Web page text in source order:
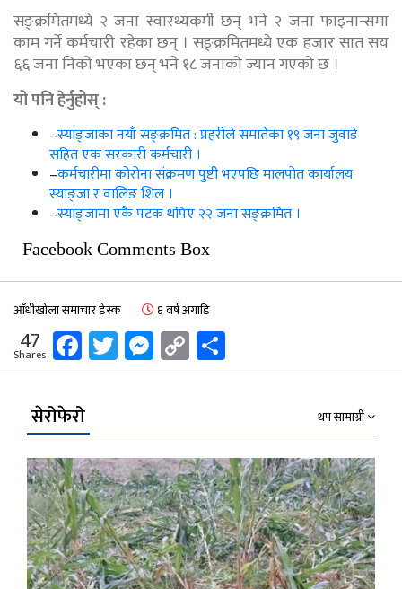
सङ्क्रमितमध्ये २ जना स्वास्थ्यकर्मी छन् भने २ जना फाइनान्समा
काम गर्ने कर्मचारी रहेका छन् । सङ्क्रमितमध्ये एक हजार सात सय
६६ जना निको भएका छन् भने १८ जनाको ज्यान गएको छ ।
यो पनि हेर्नुहोस् :
–स्याङ्जाका नयाँ सङ्क्रमित : प्रहरीले समातेका १९ जना जुवाडे
सहित एक सरकारी कर्मचारी ।
–कर्मचारीमा कोरोना संक्रमण पुष्टी भएपछि मालपोत कार्यालय
स्याङ्जा र वालिङ शिल ।
–स्याङ्जामा एकै पटक थपिए २२ जना सङ्क्रमित ।
Facebook Comments Box
आँधीखोला समाचार डेस्क ६ वर्ष अगाडि
47
Shares Facebook
Twitter
Messenger
Copy
Link
सेरोफेरो थप सामाग्री